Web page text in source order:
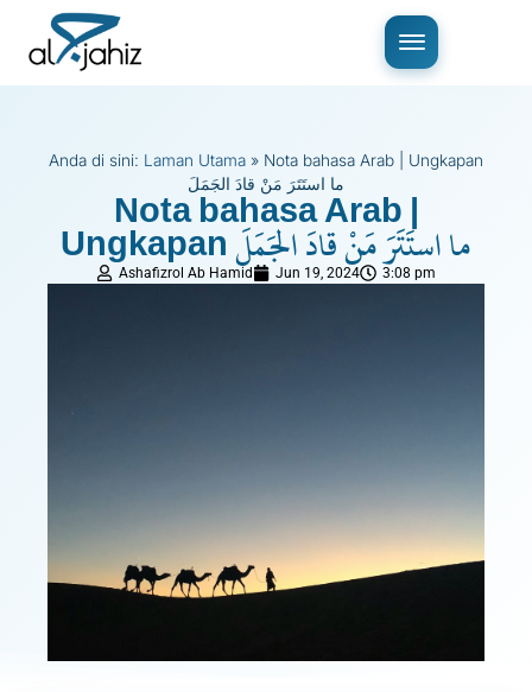
Anda di sini: Laman Utama » Nota bahasa Arab | Ungkapan
ما استَتَرَ مَنْ قادَ الجَمَلَ
Nota bahasa Arab |
Ungkapan ما استَتَرَ مَنْ قادَ الجَمَلَAshafizrol Ab Hamid Jun 19, 2024 3:08 pm